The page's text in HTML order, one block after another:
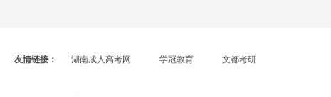
友情链接： 湖南成人高考网 学冠教育 文都考研